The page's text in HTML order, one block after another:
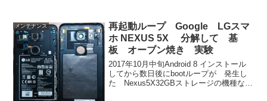
が、イマイチの性能だった。 たまた
ま、ベンジン...
メンテナンス
再起動ループ Google LGスマ
ホ NEXUS 5X 分解して 基
板 オーブン焼き 実験
2017年10月中旬Android 8 インストール
してから数日後にbootループが 発生し
た Nexus5X32GBストレージの機種なの